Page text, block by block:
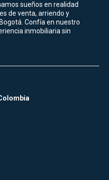
sueños en realidad
de venta, arriendo y
Confía en nuestro
inmobiliaria sin